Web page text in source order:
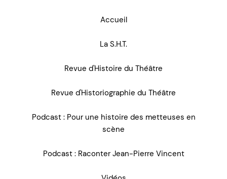
Accueil
La S.H.T.
Revue d'Histoire du Théâtre
Revue d'Historiographie du Théâtre
Podcast : Pour une histoire des metteuses en
scène
Podcast : Raconter Jean-Pierre Vincent